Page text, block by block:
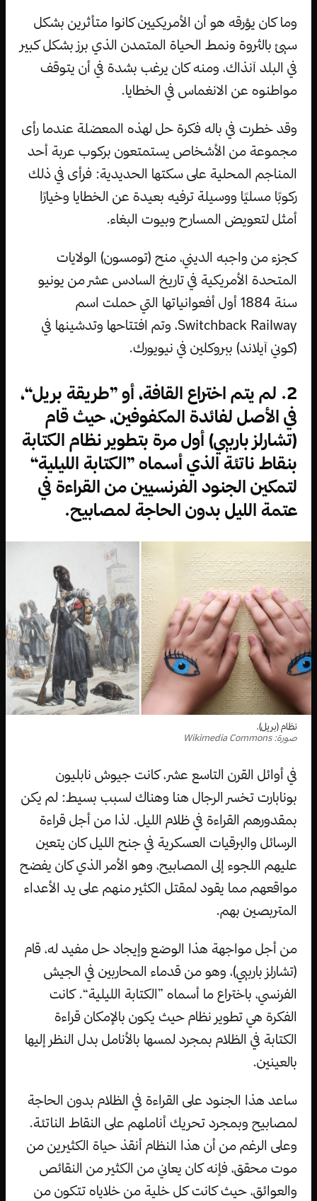
وما كان يؤرقه هو أن الأمريكيين كانوا متأثرين بشكل
سيئ بالثروة ونمط الحياة المتمدن الذي برز بشكل كبير
في البلد آنذاك، ومنه كان يرغب بشدة في أن يتوقف
مواطنوه عن الانغماس في الخطايا.
وقد خطرت في باله فكرة حل لهذه المعضلة عندما رأى
مجموعة من الأشخاص يستمتعون بركوب عربة أحد
المناجم المحلية على سكتها الحديدية: فرأى في ذلك
ركوبًا مسليًا ووسيلة ترفيه بعيدة عن الخطايا وخيارًا
أمثل لتعويض المسارح وبيوت البغاء.
كجزء من واجبه الديني، منح (تومسون) الولايات
المتحدة الأمريكية في تاريخ السادس عشر من يونيو
سنة 1884 أول أفعوانياتها التي حملت اسم
Switchback Railway، وتم افتتاحها وتدشينها في
(كوني آيلاند) ببروكلين في نيويورك.
2. لم يتم اختراع القافة، أو ”طريقة بريل“،
في الأصل لفائدة المكفوفين، حيث قام
(تشارلز باربيي) أول مرة بتطوير نظام الكتابة
بنقاط ناتئة الذي أسماه ”الكتابة الليلية“
لتمكين الجنود الفرنسيين من القراءة في
عتمة الليل بدون الحاجة لمصابيح.
نظام (بريل).
صورة: Wikimedia Commons
في أوائل القرن التاسع عشر، كانت جيوش نابليون
بونابارت تخسر الرجال هنا وهناك لسبب بسيط: لم يكن
بمقدورهم القراءة في ظلام الليل. لذا من أجل قراءة
الرسائل والبرقيات العسكرية في جنح الليل كان يتعين
عليهم اللجوء إلى المصابيح، وهو الأمر الذي كان يفضح
مواقعهم مما يقود لمقتل الكثير منهم على يد الأعداء
المتربصين بهم.
من أجل مواجهة هذا الوضع وإيجاد حل مفيد له، قام
(تشارلز باربيي)، وهو من قدماء المحاربين في الجيش
الفرنسي، باختراع ما أسماه ”الكتابة الليلية“. كانت
الفكرة هي تطوير نظام حيث يكون بالإمكان قراءة
الكتابة في الظلام بمجرد لمسها بالأنامل بدل النظر إليها
بالعينين.
ساعد هذا الجنود على القراءة في الظلام بدون الحاجة
لمصابيح وبمجرد تحريك أناملهم على النقاط الناتئة.
وعلى الرغم من أن هذا النظام أنقذ حياة الكثيرين من
موت محقق، فإنه كان يعاني من الكثير من النقائص
والعوائق، حيث كانت كل خلية من خلاياه تتكون من